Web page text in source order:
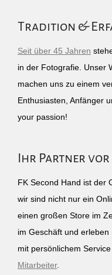
Tradition &
Seit über 45 Jahren
in der Fotografie. Unser
machen uns zu einem
Enthusiasten, Anfänger
your passion!
Ihr Partner
FK Second Hand ist der
wir sind nicht nur ein
einen großen Store im
im Geschäft und
mit persönlichem
Mitarbeiter.